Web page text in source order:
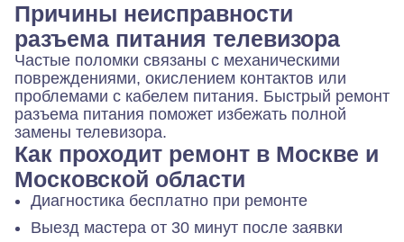
Причины неисправности
разъема питания телевизора
Частые поломки связаны с механическими
повреждениями, окислением контактов или
проблемами с кабелем питания. Быстрый ремонт
разъема питания поможет избежать полной
замены телевизора.
Как проходит ремонт в Москве и
Московской области
Диагностика бесплатно при ремонте
Выезд мастера от 30 минут после заявки